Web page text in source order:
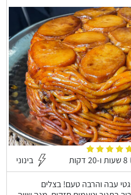
8 שעות ו-20 דקות בינוני
עבה והרבה טעם! בצלים